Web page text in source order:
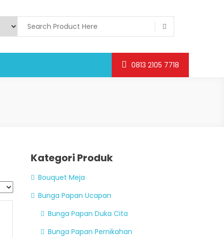
0813 2105 7718
Kategori Produk
Bouquet Meja
Bunga Papan Ucapan
Bunga Papan Duka Cita
Bunga Papan Pernikahan